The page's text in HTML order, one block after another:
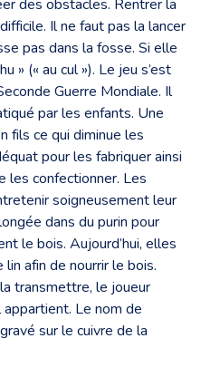
des obstacles. Rentrer la
Il ne faut pas la lancer
pas dans la fosse. Si elle
» (« au cul »). Le jeu s’est
Guerre Mondiale. Il
par les enfants. Une
fils ce qui diminue les
pour les fabriquer ainsi
les confectionner. Les
soigneusement leur
dans du purin pour
le bois. Aujourd’hui, elles
lin afin de nourrir le bois.
la transmettre, le joueur
appartient. Le nom de
sur le cuivre de la